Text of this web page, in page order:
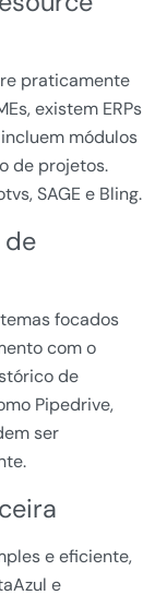
praticamente
existem ERPs
módulos
de projetos.
SAGE e Bling.
de
focados
com o
de
Pipedrive,
ser
e eficiente,
e